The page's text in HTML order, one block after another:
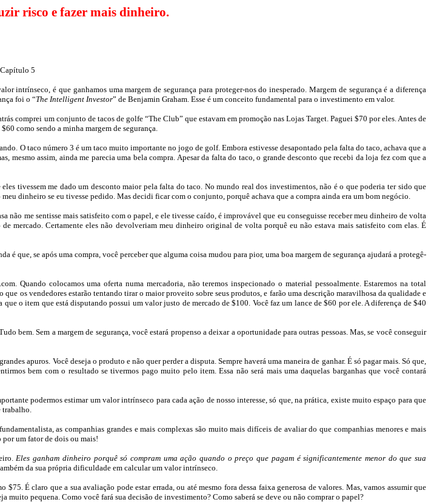
risco e fazer mais dinheiro.
5
intrínseco, é que ganhamos uma margem de segurança para proteger-nos do inesperado. Margem de segurança é a diferença
foi o “The Intelligent Investor” de Benjamin Graham. Esse é um conceito fundamental para o investimento em valor.
comprei um conjunto de tacos de golfe “The Club” que estavam em promoção nas Lojas Target. Paguei $70 por eles. Antes de
como sendo a minha margem de segurança.
O taco número 3 é um taco muito importante no jogo de golf. Embora estivesse desapontado pela falta do taco, achava que a
assim, ainda me parecia uma bela compra. Apesar da falta do taco, o grande desconto que recebi da loja fez com que a
tivessem me dado um desconto maior pela falta do taco. No mundo real dos investimentos, não é o que poderia ter sido que
dinheiro se eu tivesse pedido. Mas decidi ficar com o conjunto, porquê achava que a compra ainda era um bom negócio.
não me sentisse mais satisfeito com o papel, e ele tivesse caído, é improvável que eu conseguisse receber meu dinheiro de volta
mercado. Certamente eles não devolveriam meu dinheiro original de volta porquê eu não estava mais satisfeito com elas. É
que, se após uma compra, você perceber que alguma coisa mudou para pior, uma boa margem de segurança ajudará a protegê-
.com. Quando colocamos uma oferta numa mercadoria, não teremos inspecionado o material pessoalmente. Estaremos na total
os vendedores estarão tentando tirar o maior proveito sobre seus produtos, e farão uma descrição maravilhosa da qualidade e
que o item que está disputando possui um valor justo de mercado de $100. Você faz um lance de $60 por ele. A diferença de $40
bem. Sem a margem de segurança, você estará propenso a deixar a oportunidade para outras pessoas. Mas, se você conseguir
apuros. Você deseja o produto e não quer perder a disputa. Sempre haverá uma maneira de ganhar. É só pagar mais. Só que,
bem com o resultado setivermos pago muito pelo item. Essa não será mais uma daquelas barganhas que você contará
podermos estimar um valor intrínseco para cada ação de nosso interesse, só que, na prática, existe muito espaço para que
trabalho.
as companhias grandes e mais complexas são muito mais difíceis de avaliar do que companhias menores e mais
por um fator de dois ou mais!
Eles ganham dinheiro porquê só compram uma ação quando o preço que pagam é significantemente menor do que sua
da sua própria dificuldade em calcular um valor intrínseco.
É claro que a sua avaliação pode estar errada, ou até mesmo fora dessa faixa generosa de valores. Mas, vamos assumir que
pequena. Como você fará sua decisão de investimento? Como saberá se deve ou não comprar o papel?